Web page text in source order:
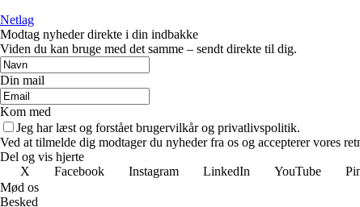
Netlag
Modtag nyheder direkte i din indbakke
Viden du kan bruge med det samme – sendt direkte til dig.
Din mail
Kom med
Jeg har læst og forstået brugervilkår og privatlivspolitik.
Ved at tilmelde dig modtager du nyheder fra os og accepterer vores
Del og vis hjerte
X
Facebook Instagram LinkedIn YouTube
Mød os
Besked